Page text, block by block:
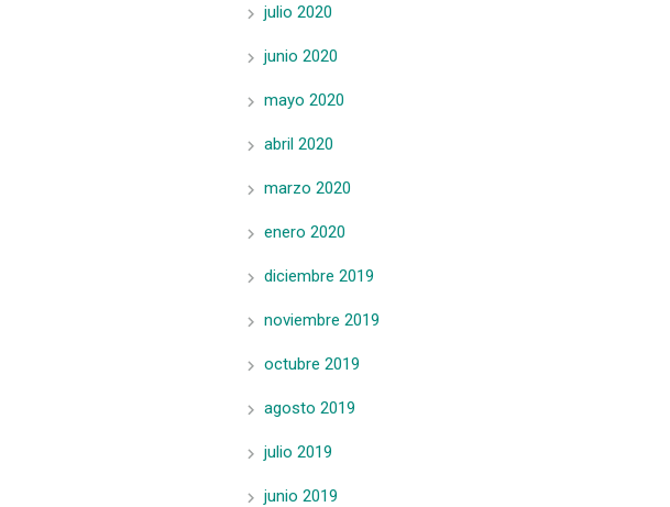
julio 2020
junio 2020
mayo 2020
abril 2020
marzo 2020
enero 2020
diciembre 2019
noviembre 2019
octubre 2019
agosto 2019
julio 2019
junio 2019